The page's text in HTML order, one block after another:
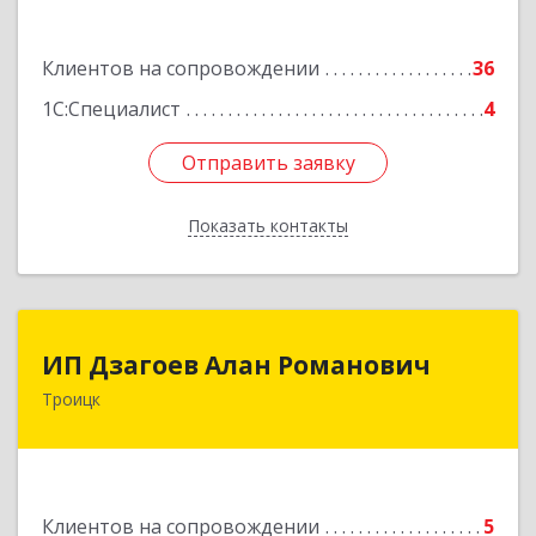
Клиентов на сопровождении
36
1С:Специалист
4
Отправить заявку
Показать контакты
Отправить заявку
Назад
ИП Дзагоев Алан Романович
Троицк
Клиентов на сопровождении 5
Подробнее